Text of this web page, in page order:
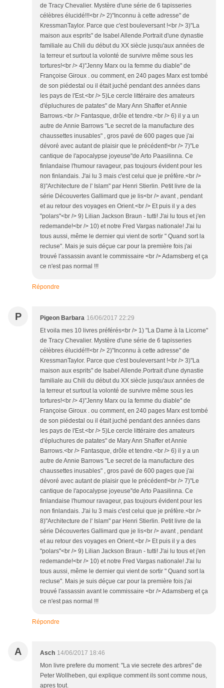
de Tracy Chevalier. Mystère d'une série de 6 tapisseries
célèbres élucidé!!!<br /> 2)"Inconnu à cette adresse" de
KressmanTaylor. Parce que c'est bouleversant !<br /> 3)"La
maison aux esprits" de Isabel Allende.Portrait d'une dynastie
familiale au Chili du début du XX siècle jusqu'aux années de
la terreur et surtout la volonté de survivre même sous les
tortures!<br /> 4)"Jenny Marx ou la femme du diable" de
Françoise Giroux . ou comment, en 240 pages Marx est tombé
de son piédestal ou il était juché pendant des années dans
les pays de l'Est.<br /> 5)Le cercle littéraire des amateurs
d'épluchures de patates" de Mary Ann Shaffer et Annie
Barrows.<br /> Fantasque, drôle et tendre.<br /> 6) il y a un
autre de Annie Barrows "Le secret de la manufacture des
chaussettes inusables" , gros pavé de 600 pages que j'ai
dévoré avec autant de plaisir que le précédent!<br /> 7)"Le
cantique de l'apocalypse joyeuse"de Arto Paasilinna. Ce
finlandaise l'humour ravageur, pas toujours évident pour les
non finlandais. J'ai lu 3 mais c'est celui que je préfère.<br />
8)"Architecture de l' Islam" par Henri Stierlin. Petit livre de la
série Découvertes Gallimard que je lis<br /> avant , pendant
et au retour des voyages en Orient.<br /> Et puis il y a des
"polars"<br /> 9) Lilian Jackson Braun - tutti! J'ai lu tous et j'en
redemande!<br /> 10) et notre Fred Vargas nationale! J'ai lu
tous aussi, même le dernier qui vient de sortir " Quand sort la
recluse". Mais je suis déçue car pour la première fois j'ai
trouvé l'assassin avant le commissaire <br /> Adamsberg et ça
ce n'est pas normal !!!
Répondre
P Pigeon Barbara 16/06/2017 22:29
Et voila mes 10 livres préférés<br /> 1) "La Dame à la Licorne"
de Tracy Chevalier. Mystère d'une série de 6 tapisseries
célèbres élucidé!!!<br /> 2)"Inconnu à cette adresse" de
KressmanTaylor. Parce que c'est bouleversant !<br /> 3)"La
maison aux esprits" de Isabel Allende.Portrait d'une dynastie
familiale au Chili du début du XX siècle jusqu'aux années de
la terreur et surtout la volonté de survivre même sous les
tortures!<br /> 4)"Jenny Marx ou la femme du diable" de
Françoise Giroux . ou comment, en 240 pages Marx est tombé
de son piédestal ou il était juché pendant des années dans
les pays de l'Est.<br /> 5)Le cercle littéraire des amateurs
d'épluchures de patates" de Mary Ann Shaffer et Annie
Barrows.<br /> Fantasque, drôle et tendre.<br /> 6) il y a un
autre de Annie Barrows "Le secret de la manufacture des
chaussettes inusables" , gros pavé de 600 pages que j'ai
dévoré avec autant de plaisir que le précédent!<br /> 7)"Le
cantique de l'apocalypse joyeuse"de Arto Paasilinna. Ce
finlandaise l'humour ravageur, pas toujours évident pour les
non finlandais. J'ai lu 3 mais c'est celui que je préfère.<br />
8)"Architecture de l' Islam" par Henri Stierlin. Petit livre de la
série Découvertes Gallimard que je lis<br /> avant , pendant
et au retour des voyages en Orient.<br /> Et puis il y a des
"polars"<br /> 9) Lilian Jackson Braun - tutti! J'ai lu tous et j'en
redemande!<br /> 10) et notre Fred Vargas nationale! J'ai lu
tous aussi, même le dernier qui vient de sortir " Quand sort la
recluse". Mais je suis déçue car pour la première fois j'ai
trouvé l'assassin avant le commissaire <br /> Adamsberg et ça
ce n'est pas normal !!!
Répondre
A Asch 14/06/2017 18:46
Mon livre prefere du moment: "La vie secrete des arbres" de
Peter Wollheben, qui explique comment ils sont comme nous,
apres tout.